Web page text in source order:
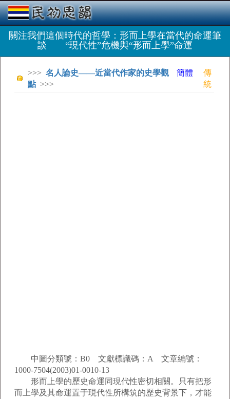
關注我們這個時代的哲學：形而上學在當代的命運筆
談 “現代性”危機與“形而上學”命運
>>> 名人論史——近當代作家的史學觀
點 >>>
簡體
傳
統
中圖分類號：B0 文獻標識碼：A 文章編號：
1000-7504(2003)01-0010-13
形而上學的歷史命運同現代性密切相關。只有把形
而上學及其命運置于現代性所構筑的歷史背景下，才能